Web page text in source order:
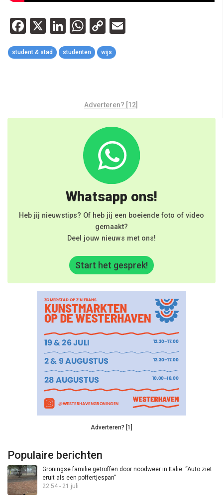
Facebook
X LinkedIn
WhatsApp
Copy
Link
student & stad studenten wijs
Adverteren? [12]
Whatsapp ons!
Heb jij nieuwstips? Of heb jij een boeiende foto of video
gemaakt?
Deel jouw nieuws met ons!
Start het gesprek!
Adverteren? [1]
Populaire berichten
Groningse familie getroffen door noodweer in Italië: “Auto ziet
eruit als een poffertjespan”
22:54 - 21 juli